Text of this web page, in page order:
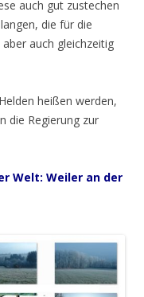
auch gut zustechen
die für die
auch gleichzeitig
heißen werden,
die Regierung zur
Welt: Weiler an der